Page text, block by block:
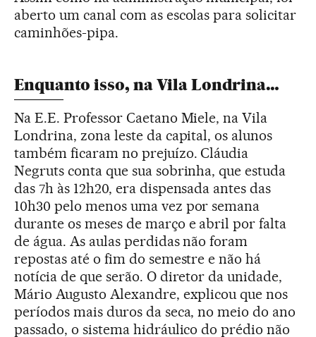
aberto um canal com as escolas para solicitar
caminhões-pipa.
Enquanto isso, na Vila Londrina…
Na E.E. Professor Caetano Miele, na Vila
Londrina, zona leste da capital, os alunos
também ficaram no prejuízo. Cláudia
Negruts conta que sua sobrinha, que estuda
das 7h às 12h20, era dispensada antes das
10h30 pelo menos uma vez por semana
durante os meses de março e abril por falta
de água. As aulas perdidas não foram
repostas até o fim do semestre e não há
notícia de que serão. O diretor da unidade,
Mário Augusto Alexandre, explicou que nos
períodos mais duros da seca, no meio do ano
passado, o sistema hidráulico do prédio não